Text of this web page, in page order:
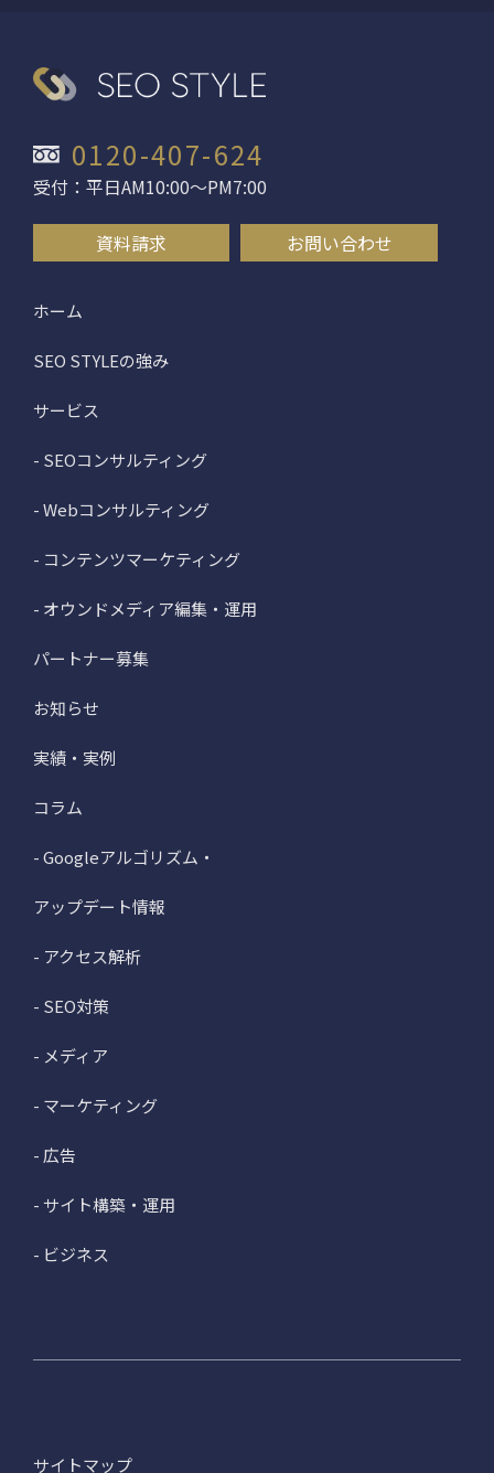
0120-407-624
受付：平日AM10:00〜PM7:00
資料請求 お問い合わせ
ホーム
SEO STYLEの強み
サービス
- SEOコンサルティング
- Webコンサルティング
- コンテンツマーケティング
- オウンドメディア編集・運用
パートナー募集
お知らせ
実績・実例
コラム
- Googleアルゴリズム・
アップデート情報
- アクセス解析
- SEO対策
- メディア
- マーケティング
- 広告
- サイト構築・運用
- ビジネス
サイトマップ